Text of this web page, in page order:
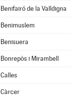
Benifairó de la Valldigna
Benimuslem
Benisuera
Bonrepòs i Mirambell
Calles
Càrcer